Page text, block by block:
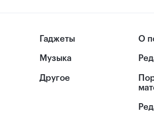
Гаджеты
Музыка
Другое
О